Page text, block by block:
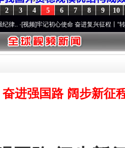
10
9
8
7
6
5
4
3
2
]牢记初心使命 奋进复兴征程丨“转折之城”激
奋进强国路 阔步新征